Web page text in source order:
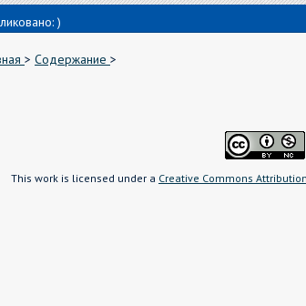
)
> Содержание >
This work is licensed under a Creative Commons